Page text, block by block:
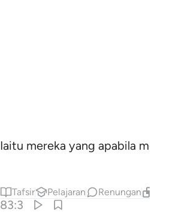
Iaitu mereka yang apabila
Tafsir Pelajaran Renungan
83:3